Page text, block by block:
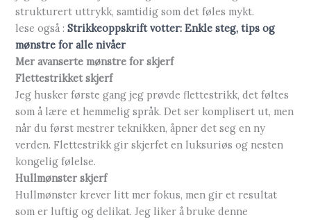
strukturert uttrykk, samtidig som det føles mykt.
lese også :Strikkeoppskrift votter: Enkle steg, tips og
mønstre for alle nivåer
Mer avanserte mønstre for skjerf
Flettestrikket skjerf
Jeg husker første gang jeg prøvde flettestrikk, det føltes
som å lære et hemmelig språk. Det ser komplisert ut, men
når du først mestrer teknikken, åpner det seg en ny
verden. Flettestrikk gir skjerfet en luksuriøs og nesten
kongelig følelse.
Hullmønster skjerf
Hullmønster krever litt mer fokus, men gir et resultat
som er luftig og delikat. Jeg liker å bruke denne